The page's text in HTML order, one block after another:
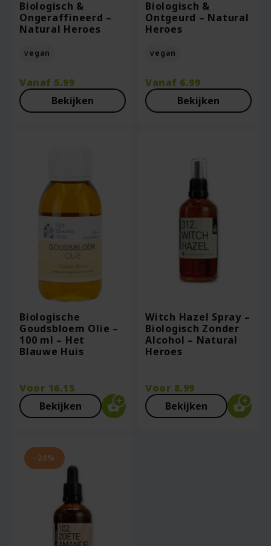
Biologisch &
Ongeraffineerd –
Natural Heroes
vegan
Vanaf 5.99
Bekijken
Biologisch &
Ontgeurd – Natural
Heroes
vegan
Vanaf 6.99
Bekijken
Biologische
Goudsbloem Olie –
100 ml – Het
Blauwe Huis
Voor 16.15
Bekijken
Witch Hazel Spray –
Biologisch Zonder
Alcohol – Natural
Heroes
Voor 8.99
Bekijken
-20%